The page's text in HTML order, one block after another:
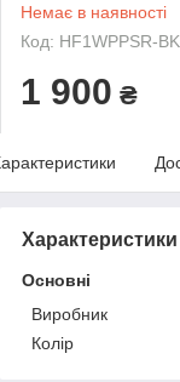
Немає в наявності
Код: HF1WPPSR-
1 900 ₴
Характеристики
Основні
Виробник
Колір